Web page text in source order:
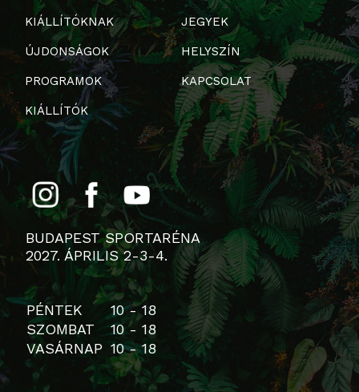
KIÁLLÍTÓKNAK
ÚJDONSÁGOK
PROGRAMOK
KIÁLLÍTÓK
JEGYEK
HELYSZÍN
KAPCSOLAT
BUDAPEST SPORTARÉNA
2027. ÁPRILIS 2-3-4.
PÉNTEK
10 - 18
SZOMBAT
10 - 18
VASÁRNAP 10 - 18